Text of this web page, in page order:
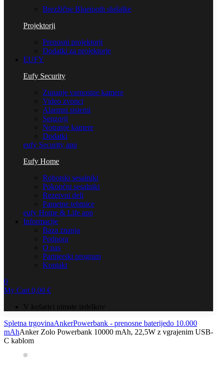
Brezžične Bluetooth slušalke
Projektorji
Prenosni projektorji
Dodatki za projektorje
EUFY
Eufy Security
Zunanje varnostne kamere
Video zvonci
Alarmni sistemi
Senzorji
Notranje kamere
Dodatki
eufy Security app
Eufy Home
Robotski sesalniki
Pokončni sesalniki
Rezervni deli
Pametne tehtnice
eufy Home & Life app
Informacije
Baza znanja
Podpora
O nas
Partnerski program
Kontakt
0
My Cart0,00 €
V košarici nimate izdelkov
Spletna trgovinaAnkerPowerbank - prenosne baterijedo 10.000
mAhAnker Zolo Powerbank 10000 mAh, 22,5W z vgrajenim USB-
C kablom